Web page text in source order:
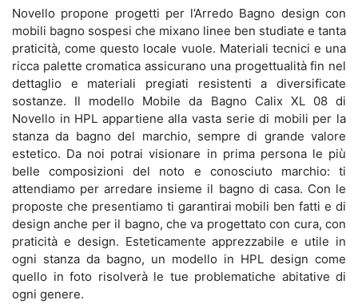
Novello propone progetti per l’Arredo Bagno design con
mobili bagno sospesi che mixano linee ben studiate e tanta
praticità, come questo locale vuole. Materiali tecnici e una
ricca palette cromatica assicurano una progettualità fin nel
dettaglio e materiali pregiati resistenti a diversificate
sostanze. Il modello Mobile da Bagno Calix XL 08 di
Novello in HPL appartiene alla vasta serie di mobili per la
stanza da bagno del marchio, sempre di grande valore
estetico. Da noi potrai visionare in prima persona le più
belle composizioni del noto e conosciuto marchio: ti
attendiamo per arredare insieme il bagno di casa. Con le
proposte che presentiamo ti garantirai mobili ben fatti e di
design anche per il bagno, che va progettato con cura, con
praticità e design. Esteticamente apprezzabile e utile in
ogni stanza da bagno, un modello in HPL design come
quello in foto risolverà le tue problematiche abitative di
ogni genere.